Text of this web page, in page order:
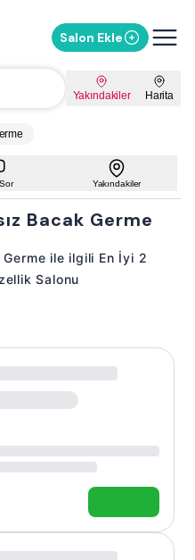
Salon Ekle
Yakındakiler Harita
Yakındakiler
Bacak Germe
ile ilgili En İyi 2
Salonu